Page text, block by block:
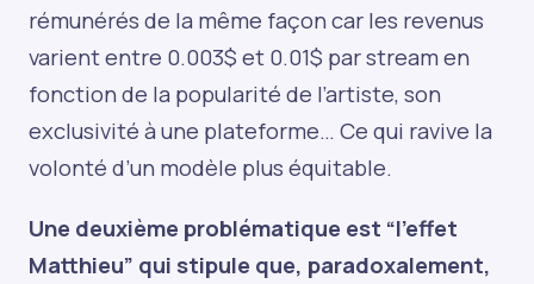
rémunérés de la même façon car les revenus
varient entre 0.003$ et 0.01$ par stream en
fonction de la popularité de l’artiste, son
exclusivité à une plateforme… Ce qui ravive la
volonté d’un modèle plus équitable.
Une deuxième problématique est “l’effet
Matthieu” qui stipule que, paradoxalement,